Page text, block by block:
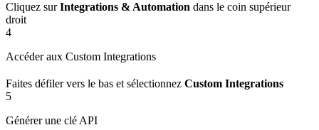
Cliquez surIntegrations & Automation dans le coin supérieur
droit
4
Accéder aux Custom Integrations
Faites défiler vers le bas et sélectionnez Custom Integrations
5
Générer une clé API